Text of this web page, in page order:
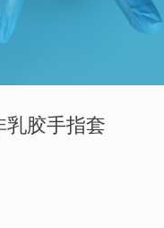
乳胶手指套